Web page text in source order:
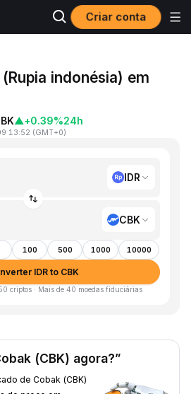
Criar conta
indonésia) em
▲+0.39%24h
13:52 (GMT+0)
IDR
CBK
100 500 1000 10000
IDR to CBK
criptos · Mais de 40 moedas fiduciárias
(CBK) agora?”
de Cobak (CBK)